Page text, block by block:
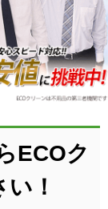
ECOク
！